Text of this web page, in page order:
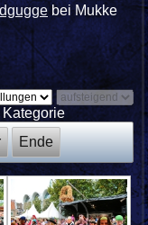
bei Mukke
Ende